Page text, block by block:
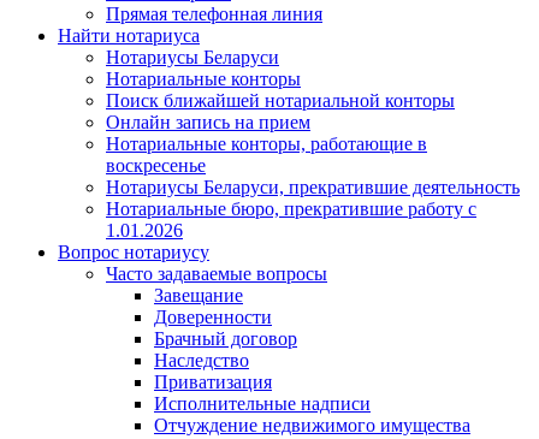
Прямая телефонная линия
Найти нотариуса
Нотариусы Беларуси
Нотариальные конторы
Поиск ближайшей нотариальной конторы
Онлайн запись на прием
Нотариальные конторы, работающие в
воскресенье
Нотариусы Беларуси, прекратившие деятельность
Нотариальные бюро, прекратившие работу с
1.01.2026
Вопрос нотариусу
Часто задаваемые вопросы
Завещание
Доверенности
Брачный договор
Наследство
Приватизация
Исполнительные надписи
Отчуждение недвижимого имущества